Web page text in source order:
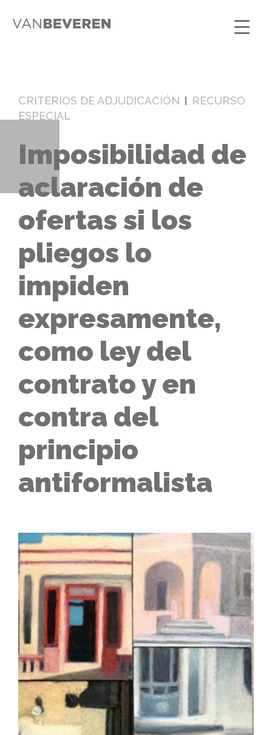
CRITERIOS DE ADJUDICACIÓN
RECURSO
ESPECIAL
Imposibilidad de
aclaración de
ofertas si los
pliegos lo
impiden
expresamente,
como ley del
contrato y en
contra del
principio
antiformalista